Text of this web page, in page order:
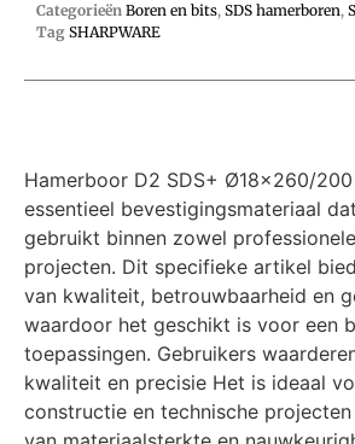
Categorieën Boren en bits, SDS hamerboren,
Tag SHARPWARE
Hamerboor D2 SDS+ Ø18×260/
essentieel bevestigingsmateriaal
gebruikt binnen zowel
projecten. Dit specifieke artikel
van kwaliteit, betrouwbaarheid en
waardoor het geschikt is voor een
toepassingen. Gebruikers
kwaliteit en precisie Het is ideaal
constructie en technische